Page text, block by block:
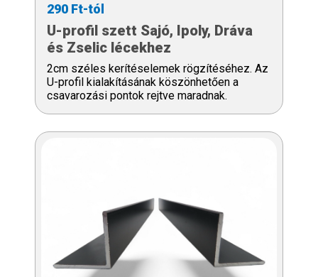
290 Ft-tól
U-profil szett Sajó, Ipoly, Dráva
és Zselic lécekhez
2cm széles kerítéselemek rögzítéséhez. Az
U-profil kialakításának köszönhetően a
csavarozási pontok rejtve maradnak.